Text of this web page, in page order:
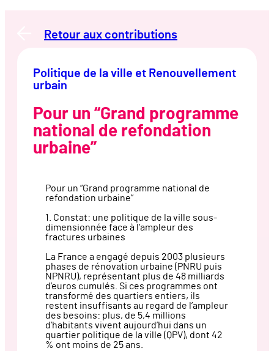
Retour aux contributions
Politique de la ville et Renouvellement
urbain
Pour un “Grand programme
national de refondation
urbaine”
Pour un “Grand programme national de
refondation urbaine”
1. Constat: une politique de la ville sous-
dimensionnée face à l’ampleur des
fractures urbaines
La France a engagé depuis 2003 plusieurs
phases de rénovation urbaine (PNRU puis
NPNRU), représentant plus de 48 milliards
d’euros cumulés. Si ces programmes ont
transformé des quartiers entiers, ils
restent insuffisants au regard de l’ampleur
des besoins: plus, de 5,4 millions
d’habitants vivent aujourd’hui dans un
quartier politique de la ville (QPV), dont 42
% ont moins de 25 ans.